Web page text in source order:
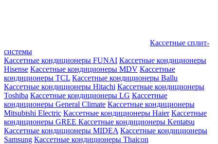
Кассетные сплит-
системы
Кассетные кондиционеры FUNAI Кассетные кондиционеры
Hisense Кассетные кондиционеры MDV Кассетные
кондиционеры TCL Кассетные кондиционеры Ballu
Кассетные кондиционеры Hitachi Кассетные кондиционеры
Toshiba Кассетные кондиционеры LG Кассетные
кондиционеры General Climate Кассетные кондиционеры
Mitsubishi Electric Кассетные кондиционеры Haier Кассетные
кондиционеры GREE Кассетные кондиционеры Kentatsu
Кассетные кондиционеры MIDEA Кассетные кондиционеры
Samsung Кассетные кондиционеры Thaicon